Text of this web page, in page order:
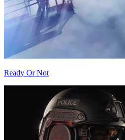
Ready Or Not